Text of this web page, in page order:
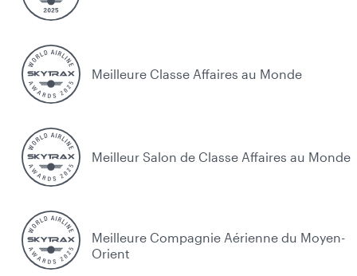
Meilleure Classe Affaires au Monde
Meilleur Salon de Classe Affaires au Monde
Meilleure Compagnie Aérienne du Moyen-
Orient